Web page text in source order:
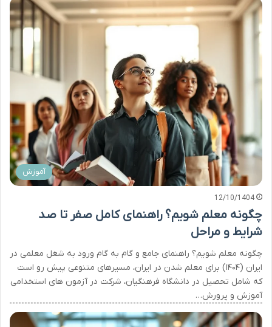
آموزش
12/10/1404
چگونه معلم شویم؟ راهنمای کامل صفر تا صد
شرایط و مراحل
چگونه معلم شویم؟ راهنمای جامع و گام به گام ورود به شغل معلمی در
ایران (۱۴۰۴) برای معلم شدن در ایران، مسیرهای متنوعی پیش رو است
که شامل تحصیل در دانشگاه فرهنگیان، شرکت در آزمون های استخدامی
آموزش و پرورش…